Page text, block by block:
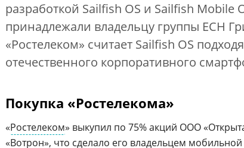
разработкой Sailfish OS и Sailfish Mobile
принадлежали владельцу группы ЕСН
«Ростелеком» считает Sailfish OS
отечественного корпоративного
Покупка «Ростелекома»
«Ростелеком» выкупил по 75% акций ООО
«Вотрон», что сделало его владельцем